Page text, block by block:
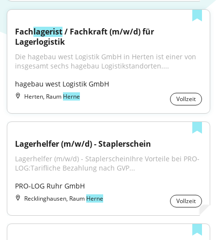
Fachlagerist / Fachkraft (m/w/d) für
Lagerlogistik
Die hagebau west Logistik GmbH in Herten ist einer von
insgesamt sechs hagebau Logistikstandorten....
hagebau west Logistik GmbH
Herten, Raum Herne Vollzeit
Lagerhelfer (m/w/d) - Staplerschein
Lagerhelfer (m/w/d) - StaplerscheinIhre Vorteile bei PRO-
LOG:Tarifliche Bezahlung nach GVP...
PRO-LOG Ruhr GmbH
Recklinghausen, Raum Herne Vollzeit